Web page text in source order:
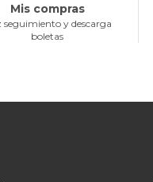
Mis compras
seguimiento y descarga
boletas